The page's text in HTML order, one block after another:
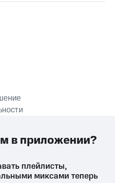
плейлисты,
миксами теперь